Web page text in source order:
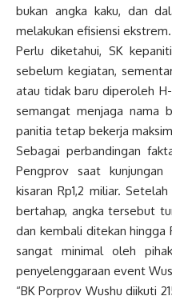
bukan angka kaku, dan
melakukan efisiensi ekstrem.
Perlu diketahui, SK
sebelum kegiatan,
atau tidak baru diperoleh
semangat menjaga nama
panitia tetap bekerja
Sebagai perbandingan
Pengprov saat
kisaran Rp1,2 miliar.
bertahap, angka tersebut
dan kembali ditekan hingga
sangat minimal oleh
penyelenggaraan event
“BK Porprov Wushu diikuti